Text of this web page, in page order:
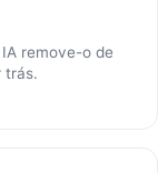
remove-o de
trás.